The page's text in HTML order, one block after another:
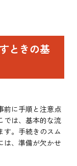
ときの基
前に手順と注意点
では、基本的な流
す。手続きのスム
は、準備が欠かせ